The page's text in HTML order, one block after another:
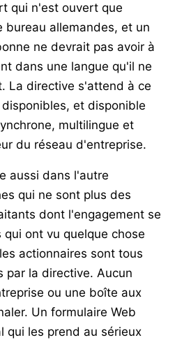
qui n'est ouvert que
bureau allemandes, et un
ne devrait pas avoir à
dans une langue qu'il ne
La directive s'attend à ce
et disponible
multilingue et
du réseau d'entreprise.
aussi dans l'autre
qui ne sont plus des
dont l'engagement se
ont vu quelque chose
actionnaires sont tous
par la directive. Aucun
ou une boîte aux
Un formulaire Web
qui les prend au sérieux